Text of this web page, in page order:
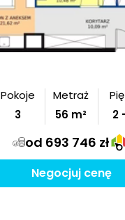
Pokoje
3
Metraż
56 m²
2
od 693 746 zł
Negocjuj cenę